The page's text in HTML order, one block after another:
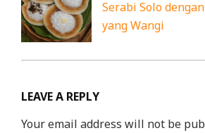
Serabi Solo
yang Wangi
LEAVE A REPLY
Your email address will not be